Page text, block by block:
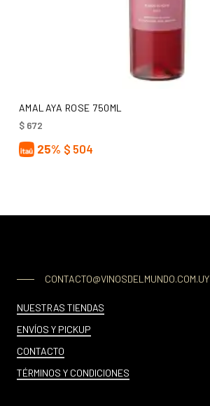
AMALAYA ROSE 750ML
$672
25% $ 504
CONTACTO@VINOSDELMUNDO.COM.UY
NUESTRAS TIENDAS
ENVÍOS Y PICKUP
CONTACTO
TÉRMINOS Y CONDICIONES